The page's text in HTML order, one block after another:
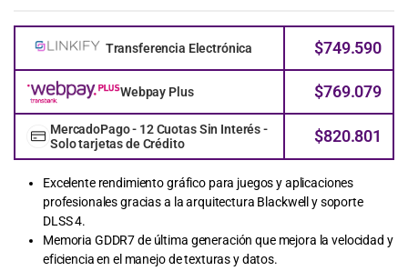
Transferencia Electrónica $749.590
Webpay Plus $769.079
MercadoPago - 12 Cuotas Sin Interés -
Solo tarjetas de Crédito
$820.801
Excelente rendimiento gráfico para juegos y aplicaciones
profesionales gracias a la arquitectura Blackwell y soporte
DLSS 4.
Memoria GDDR7 de última generación que mejora la velocidad y
eficiencia en el manejo de texturas y datos.